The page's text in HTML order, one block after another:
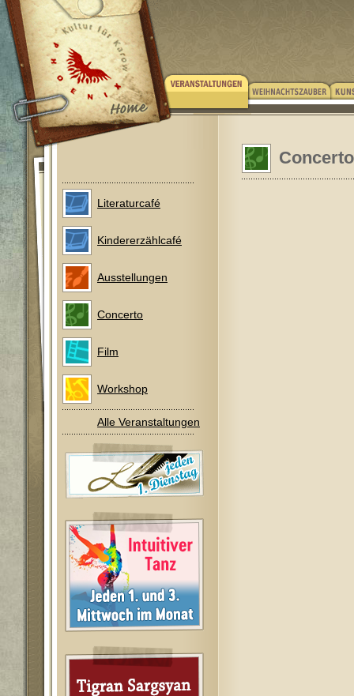
Literaturcafé
Kindererzählcafé
Ausstellungen
Concerto
Film
Workshop
Alle Veranstaltungen